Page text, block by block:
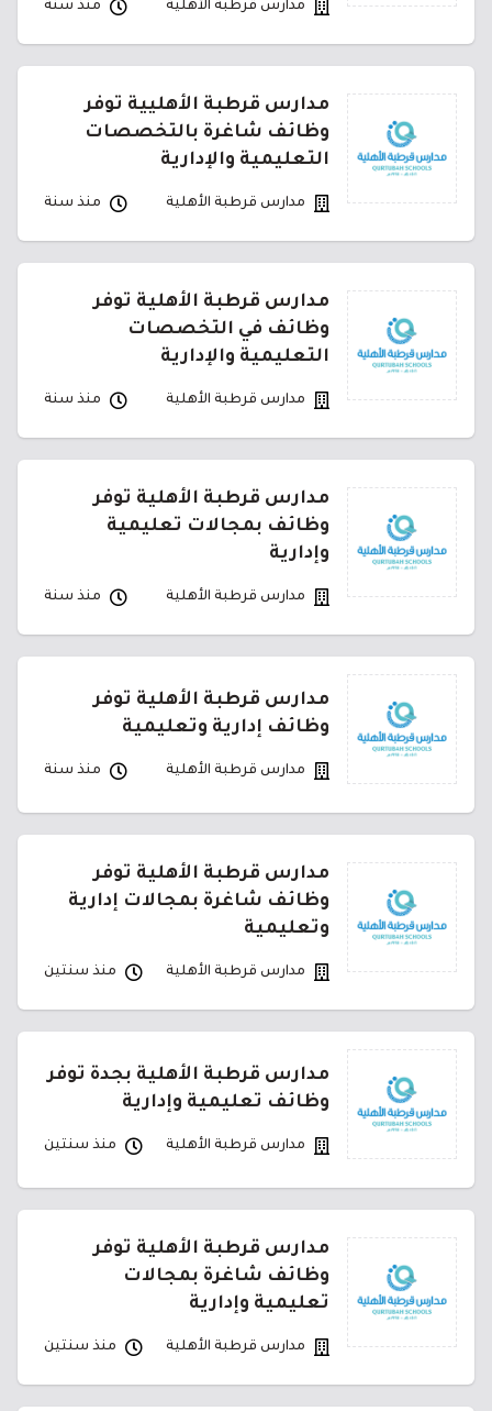
مدارس قرطبة الأهلية منذ سنة
مدارس قرطبة الأهليية توفر
وظائف شاغرة بالتخصصات
التعليمية والإدارية
مدارس قرطبة الأهلية منذ سنة
مدارس قرطبة الأهلية توفر
وظائف في التخصصات
التعليمية والإدارية
مدارس قرطبة الأهلية منذ سنة
مدارس قرطبة الأهلية توفر
وظائف بمجالات تعليمية
وإدارية
مدارس قرطبة الأهلية منذ سنة
مدارس قرطبة الأهلية توفر
وظائف إدارية وتعليمية
مدارس قرطبة الأهلية منذ سنة
مدارس قرطبة الأهلية توفر
وظائف شاغرة بمجالات إدارية
وتعليمية
مدارس قرطبة الأهلية منذ سنتين
مدارس قرطبة الأهلية بجدة توفر
وظائف تعليمية وإدارية
مدارس قرطبة الأهلية منذ سنتين
مدارس قرطبة الأهلية توفر
وظائف شاغرة بمجالات
تعليمية وإدارية
مدارس قرطبة الأهلية منذ سنتين